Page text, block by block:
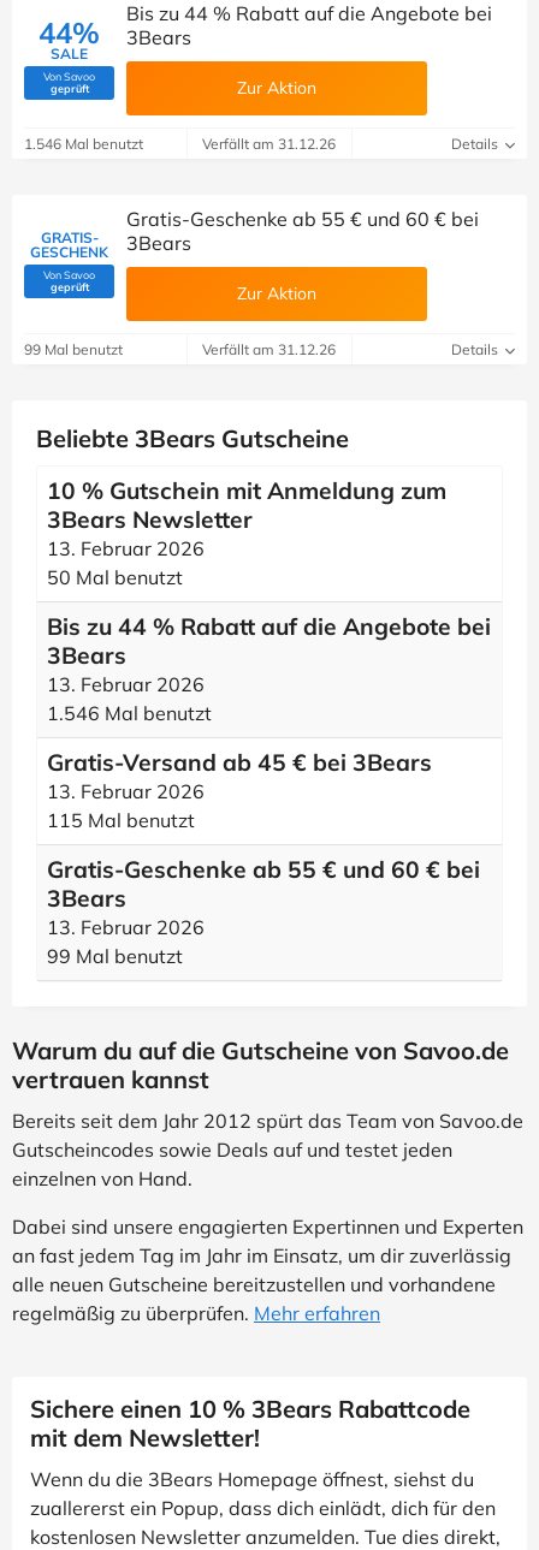
44%
SALE
Von Savoo
geprüft(Von Savoo geprüft)
Bis zu 44 % Rabatt auf die Angebote bei
3Bears
Zur Aktion
1.546 Mal benutzt Verfällt am 31.12.26 Details
GRATIS-
GESCHENK
Von Savoo
geprüft(Von Savoo geprüft)
Gratis-Geschenke ab 55 € und 60 € bei
3Bears
Zur Aktion
99 Mal benutzt Verfällt am 31.12.26 Details
Beliebte 3Bears Gutscheine
10 % Gutschein mit Anmeldung zum
3Bears Newsletter
13. Februar 2026
50 Mal benutzt
Bis zu 44 % Rabatt auf die Angebote bei
3Bears
13. Februar 2026
1.546 Mal benutzt
Gratis-Versand ab 45 € bei 3Bears
13. Februar 2026
115 Mal benutzt
Gratis-Geschenke ab 55 € und 60 € bei
3Bears
13. Februar 2026
99 Mal benutzt
Warum du auf die Gutscheine von Savoo.de
vertrauen kannst
Bereits seit dem Jahr 2012 spürt das Team von Savoo.de
Gutscheincodes sowie Deals auf und testet jeden
einzelnen von Hand.
Dabei sind unsere engagierten Expertinnen und Experten
an fast jedem Tag im Jahr im Einsatz, um dir zuverlässig
alle neuen Gutscheine bereitzustellen und vorhandene
regelmäßig zu überprüfen. Mehr erfahren
Sichere einen 10 % 3Bears Rabattcode
mit dem Newsletter!
Wenn du die 3Bears Homepage öffnest, siehst du
zuallererst ein Popup, dass dich einlädt, dich für den
kostenlosen Newsletter anzumelden. Tue dies direkt,